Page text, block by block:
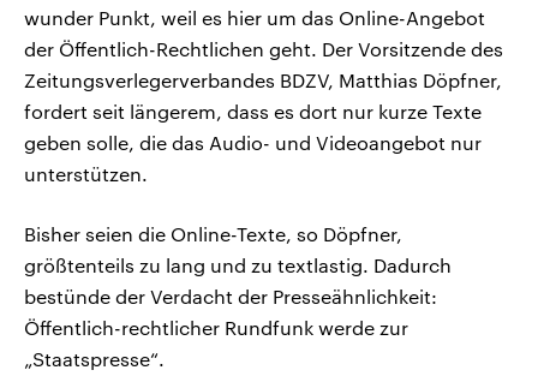
wunder Punkt, weil es hier um das Online-Angebot
der Öffentlich-Rechtlichen geht. Der Vorsitzende des
Zeitungsverlegerverbandes BDZV, Matthias Döpfner,
fordert seit längerem, dass es dort nur kurze Texte
geben solle, die das Audio- und Videoangebot nur
unterstützen.
Bisher seien die Online-Texte, so Döpfner,
größtenteils zu lang und zu textlastig. Dadurch
bestünde der Verdacht der Presseähnlichkeit:
Öffentlich-rechtlicher Rundfunk werde zur
„Staatspresse“.